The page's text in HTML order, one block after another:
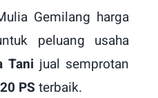
Gemilang harga
peluang usaha
Tani jual semprotan
PS terbaik.